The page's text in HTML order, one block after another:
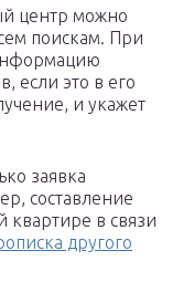
центр можно
поискам. При
если это в его
и укажет
заявка
составление
квартире в связи
другого